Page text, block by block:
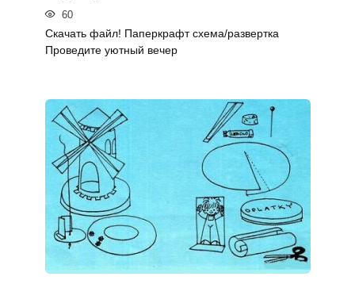
60
Скачать файл! Паперкрафт схема/развертка
Проведите уютный вечер